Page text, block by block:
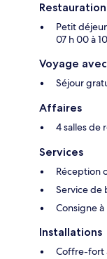
Restauration
Petit
07 h 00 à
Voyage
Séjour
Affaires
4 salles de
Services
Réception
Service de
Consigne
Installations
Coffre-fort